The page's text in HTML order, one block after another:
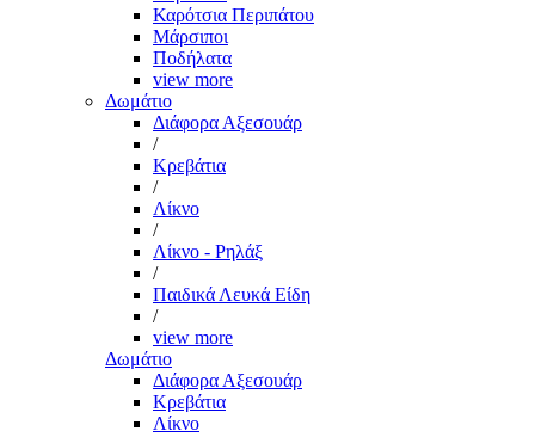
Καρότσια Περιπάτου
Μάρσιποι
Ποδήλατα
view more
Δωμάτιο
Διάφορα Αξεσουάρ
/
Κρεβάτια
/
Λίκνο
/
Λίκνο - Ρηλάξ
/
Παιδικά Λευκά Είδη
/
view more
Δωμάτιο
Διάφορα Αξεσουάρ
Κρεβάτια
Λίκνο